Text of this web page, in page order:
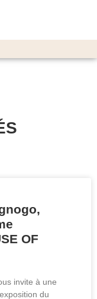
OF
invite à une
du